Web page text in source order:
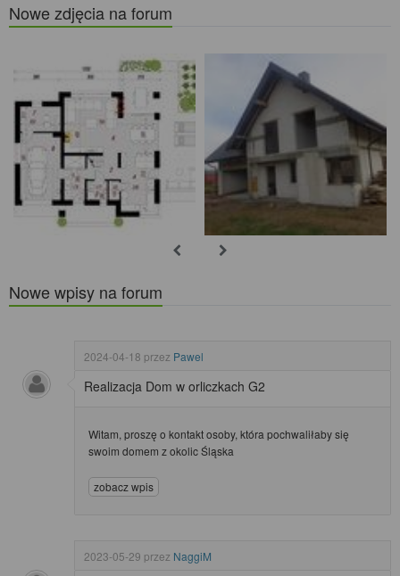
Nowe zdjęcia na forum
Nowe wpisy na forum
2024-04-18 przez Pawel
Realizacja Dom w orliczkach G2
Witam, proszę o kontakt osoby, która pochwaliłaby się
swoim domem z okolic Śląska
zobacz wpis
2023-05-29 przez NaggiM